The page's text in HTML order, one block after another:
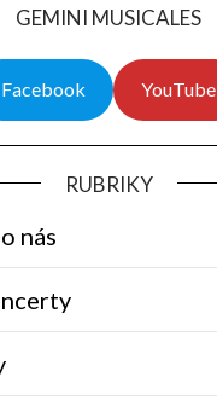
GEMINI MUSICALES
Facebook YouTube
RUBRIKY
nás